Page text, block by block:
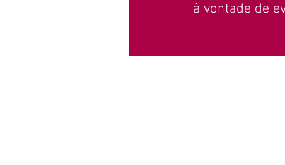
à vontade de